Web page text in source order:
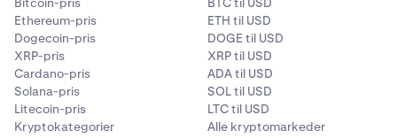
Ethereum-pris
Dogecoin-pris
XRP-pris
Cardano-pris
Solana-pris
Litecoin-pris
Kryptokategorier
ETH til USD
DOGE til USD
XRP til USD
ADA til USD
SOL til USD
LTC til USD
Alle kryptomarkeder